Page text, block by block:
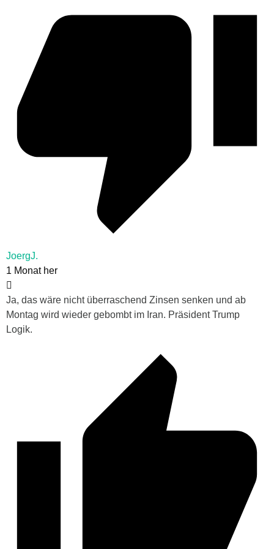
JoergJ.
1 Monat her
Ja, das wäre nicht überraschend Zinsen senken und ab
Montag wird wieder gebombt im Iran. Präsident Trump
Logik.